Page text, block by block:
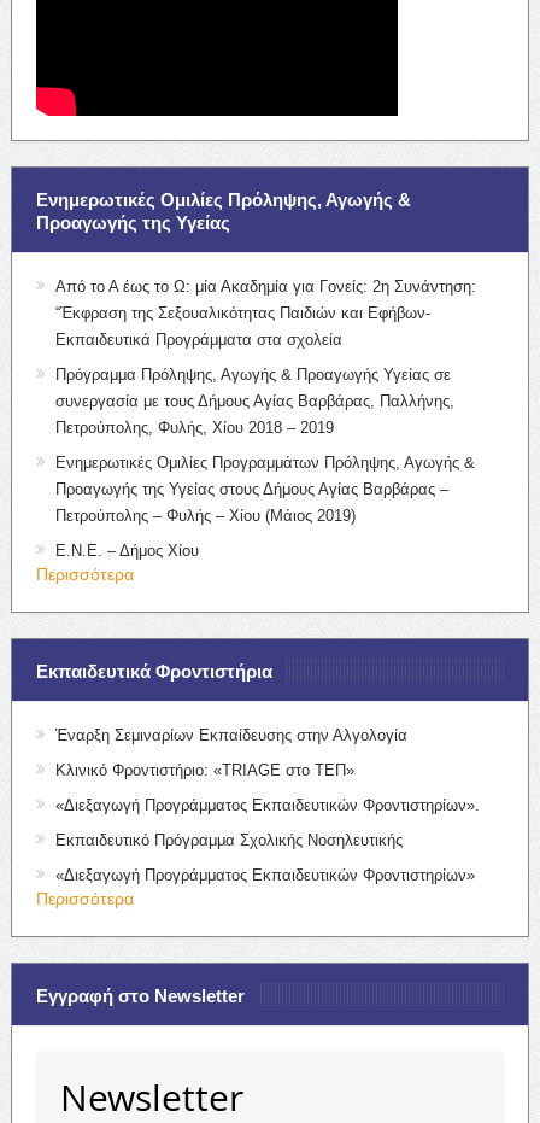
Ενημερωτικές Ομιλίες Πρόληψης, Αγωγής &
Προαγωγής της Υγείας
Από το Α έως το Ω: μία Ακαδημία για Γονείς: 2η Συνάντηση:
“Έκφραση της Σεξουαλικότητας Παιδιών και Εφήβων-
Εκπαιδευτικά Προγράμματα στα σχολεία
Πρόγραμμα Πρόληψης, Αγωγής & Προαγωγής Υγείας σε
συνεργασία με τους Δήμους Αγίας Βαρβάρας, Παλλήνης,
Πετρούπολης, Φυλής, Χίου 2018 – 2019
Ενημερωτικές Ομιλίες Προγραμμάτων Πρόληψης, Αγωγής &
Προαγωγής της Υγείας στους Δήμους Αγίας Βαρβάρας –
Πετρούπολης – Φυλής – Χίου (Μάιος 2019)
Ε.Ν.Ε. – Δήμος Χίου
Περισσότερα
Εκπαιδευτικά Φροντιστήρια
Έναρξη Σεμιναρίων Εκπαίδευσης στην Αλγολογία
Κλινικό Φροντιστήριο: «TRIAGE στο ΤΕΠ»
«Διεξαγωγή Προγράμματος Εκπαιδευτικών Φροντιστηρίων».
Εκπαιδευτικό Πρόγραμμα Σχολικής Νοσηλευτικής
«Διεξαγωγή Προγράμματος Εκπαιδευτικών Φροντιστηρίων»
Περισσότερα
Εγγραφή στο Newsletter
Newsletter